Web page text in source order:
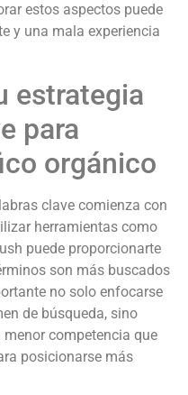
estos aspectos puede
y una mala experiencia
estrategia
para
orgánico
clave comienza con
herramientas como
puede proporcionarte
son más buscados
no solo enfocarse
de búsqueda, sino
competencia que
posicionarse más